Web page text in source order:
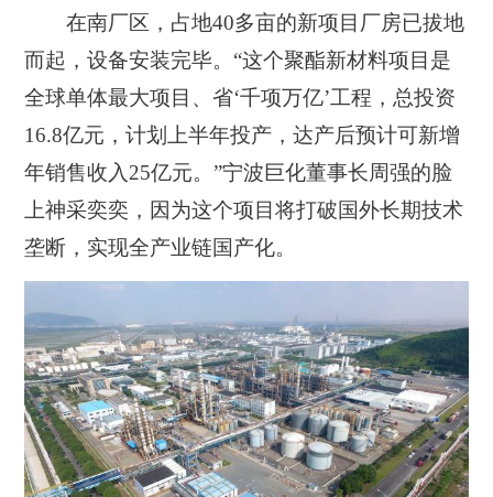
在南厂区，占地40多亩的新项目厂房已拔地
而起，设备安装完毕。“这个聚酯新材料项目是
全球单体最大项目、省‘千项万亿’工程 ，总投资
16.8亿元，计划上半年投产，达产后预计可新增
年销售收入25亿元。”宁波巨化董事长周强的脸
上神采奕奕，因为这个项目将打破国外长期技术
垄断，实现全产业链国产化。